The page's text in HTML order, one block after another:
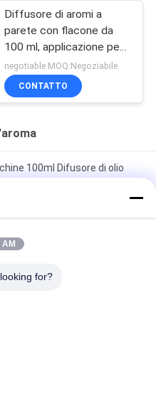
Diffusore di aromi a
parete con flacone da
100 ml, applicazione per
camere d'albergo
Crearoma
negotiable MOQ:Negoziabile
CONTATTO
100ml Difusore di olio
da 100 ml,
for?